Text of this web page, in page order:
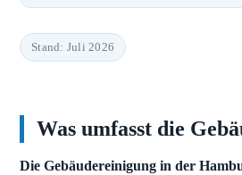
Stand: Juli 2026
Was umfasst die
Die Gebäudereinigung in der